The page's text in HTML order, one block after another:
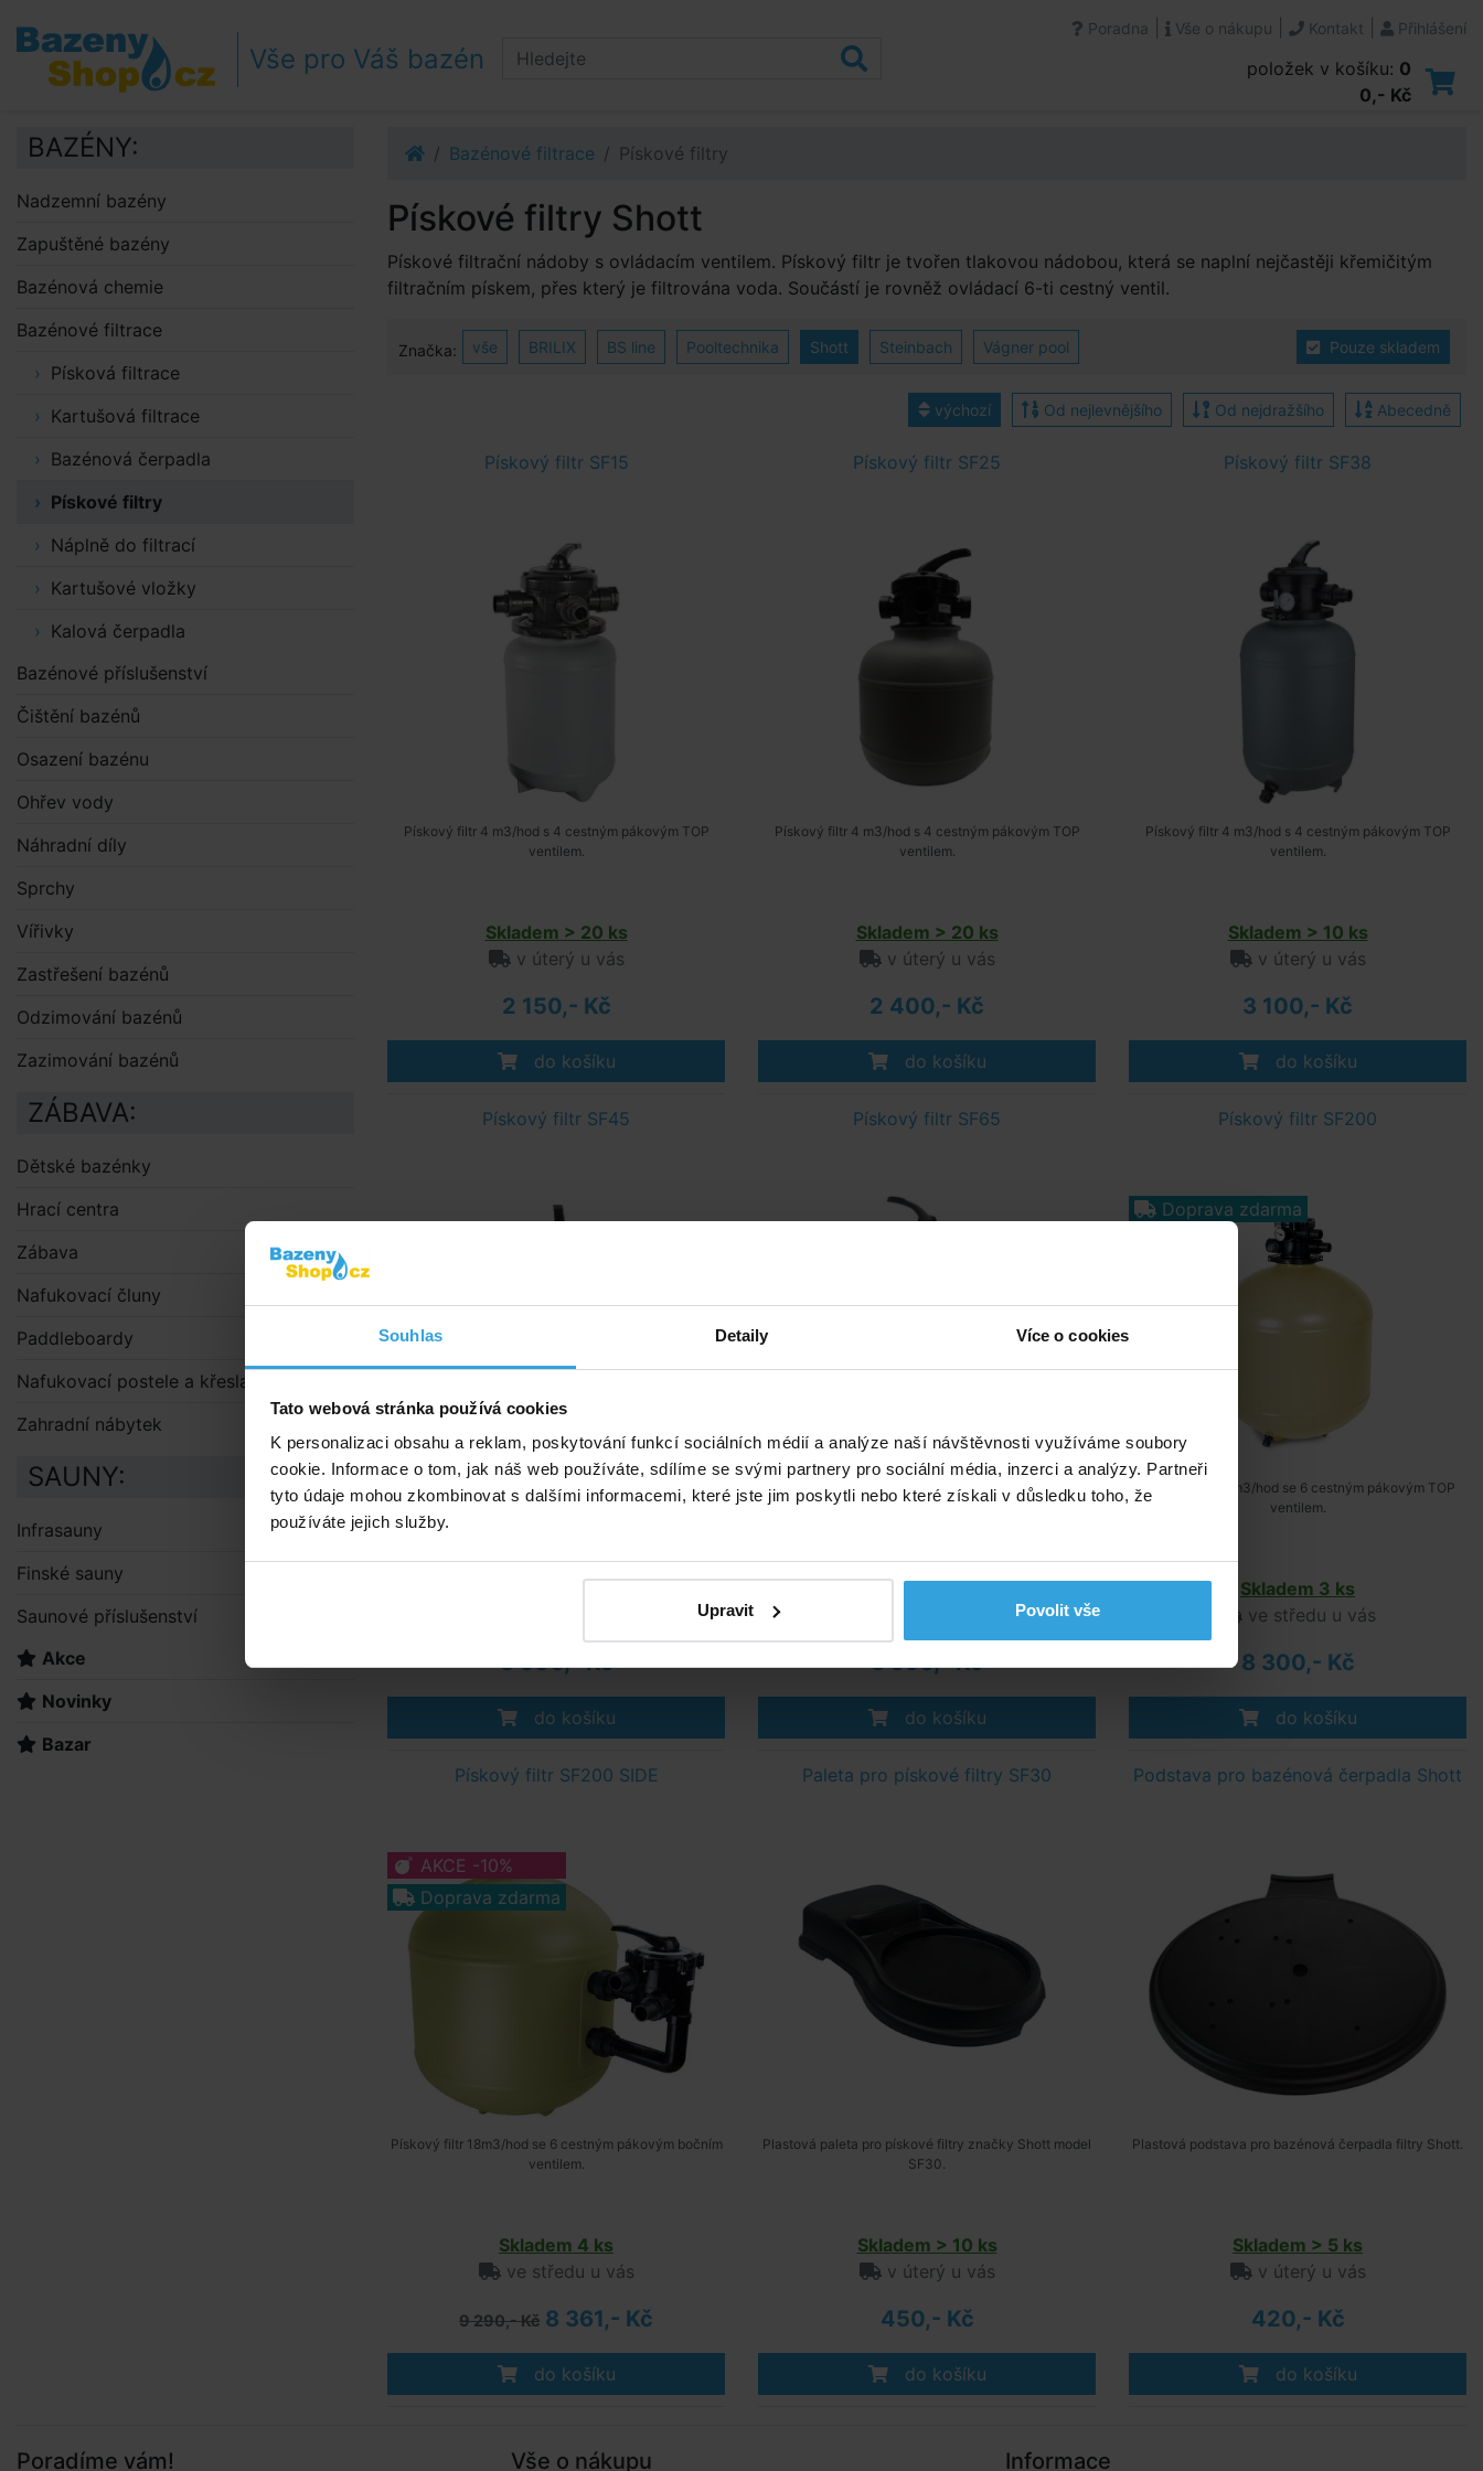
Souhlas Detaily Více o cookies
Tato webová stránka používá cookies
K personalizaci obsahu a reklam, poskytování funkcí sociálních médií a analýze naší návštěvnosti využíváme soubory
cookie. Informace o tom, jak náš web používáte, sdílíme se svými partnery pro sociální média, inzerci a analýzy. Partneři
tyto údaje mohou zkombinovat s dalšími informacemi, které jste jim poskytli nebo které získali v důsledku toho, že
používáte jejich služby.
Upravit Povolit vše
Přejít na obsah
Přejít k postrannímu sloupci
Klávesové zkratky
Vše pro Váš bazén
Poradna Vše o nákupu Kontakt Přihlášení
položek v košíku: 0
0,- Kč
Bazénové filtrace Pískové filtry
Pískové filtry Shott
Pískové filtrační nádoby s ovládacím ventilem. Pískový filtr je tvořen tlakovou nádobou, která se naplní nejčastěji křemičitým
filtračním pískem, přes který je filtrována voda. Součástí je rovněž ovládací 6-ti cestný ventil.
Značka: vše BRILIX BS line Pooltechnika Shott Steinbach Vágner pool Pouze skladem
výchozí Od nejlevnějšího Od nejdražšího Abecedně
Pískový filtr SF15
Pískový filtr 4 m3/hod s 4 cestným pákovým TOP
ventilem.
Skladem > 20 ks
v úterý u vás
2 150,- Kč
do košíku
Pískový filtr SF25
Pískový filtr 4 m3/hod s 4 cestným pákovým TOP
ventilem.
Skladem > 20 ks
v úterý u vás
2 400,- Kč
do košíku
Pískový filtr SF38
Pískový filtr 4 m3/hod s 4 cestným pákovým TOP
ventilem.
Skladem > 10 ks
v úterý u vás
3 100,- Kč
do košíku
Pískový filtr SF45
Pískový filtr 6m3/hod s 4 cestným pákovým TOP
3 500,- Kč
do košíku
Pískový filtr SF65
Pískový filtr 8,5m3/hod s 6-ti cestným pákovým TOP
Skladem > 5 ks
3 990,- Kč
do košíku
Pískový filtr SF200
Doprava zdarma
Pískový filtr 18m3/hod se 6 cestným pákovým TOP
ventilem.
Skladem 3 ks
ve středu u vás
8 300,- Kč
do košíku
Pískový filtr SF200 SIDE
AKCE -10%
Doprava zdarma
Pískový filtr 18m3/hod se 6 cestným pákovým bočním
ventilem.
Skladem 4 ks
ve středu u vás
9 290,- Kč 8 361,- Kč
do košíku
Paleta pro pískové filtry SF30
Plastová paleta pro pískové filtry značky Shott model
SF30.
Skladem > 10 ks
v úterý u vás
450,- Kč
do košíku
Podstava pro bazénová čerpadla Shott
Plastová podstava pro bazénová čerpadla filtry Shott.
Skladem > 5 ks
v úterý u vás
420,- Kč
do košíku
BAZÉNY:
Nadzemní bazény
Zapuštěné bazény
Bazénová chemie
Bazénové filtrace
Písková filtrace
Kartušová filtrace
Bazénová čerpadla
Pískové filtry
Náplně do filtrací
Kartušové vložky
Kalová čerpadla
Bazénové příslušenství
Čištění bazénů
Osazení bazénu
Ohřev vody
Náhradní díly
Sprchy
Vířivky
Zastřešení bazénů
Odzimování bazénů
Zazimování bazénů
ZÁBAVA:
Dětské bazénky
Hrací centra
Zábava
Nafukovací čluny
Paddleboardy
Nafukovací postele a křesla
Zahradní nábytek
SAUNY:
Infrasauny
Finské sauny
Saunové příslušenství
Akce
Novinky
Bazar
Poradíme vám! Vše o nákupu Informace